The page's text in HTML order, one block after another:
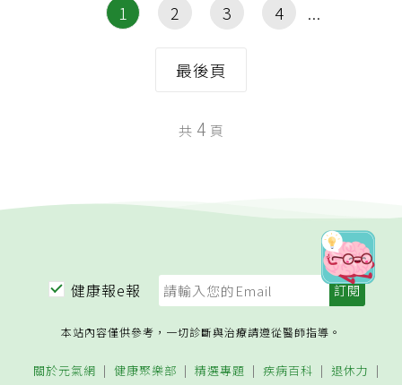
1 2 3 4
最後頁
共 4 頁
健康報e報
本站內容僅供參考，一切診斷與治療請遵從醫師指導。
關於元氣網 健康聚樂部 精選專題 疾病百科 退休力